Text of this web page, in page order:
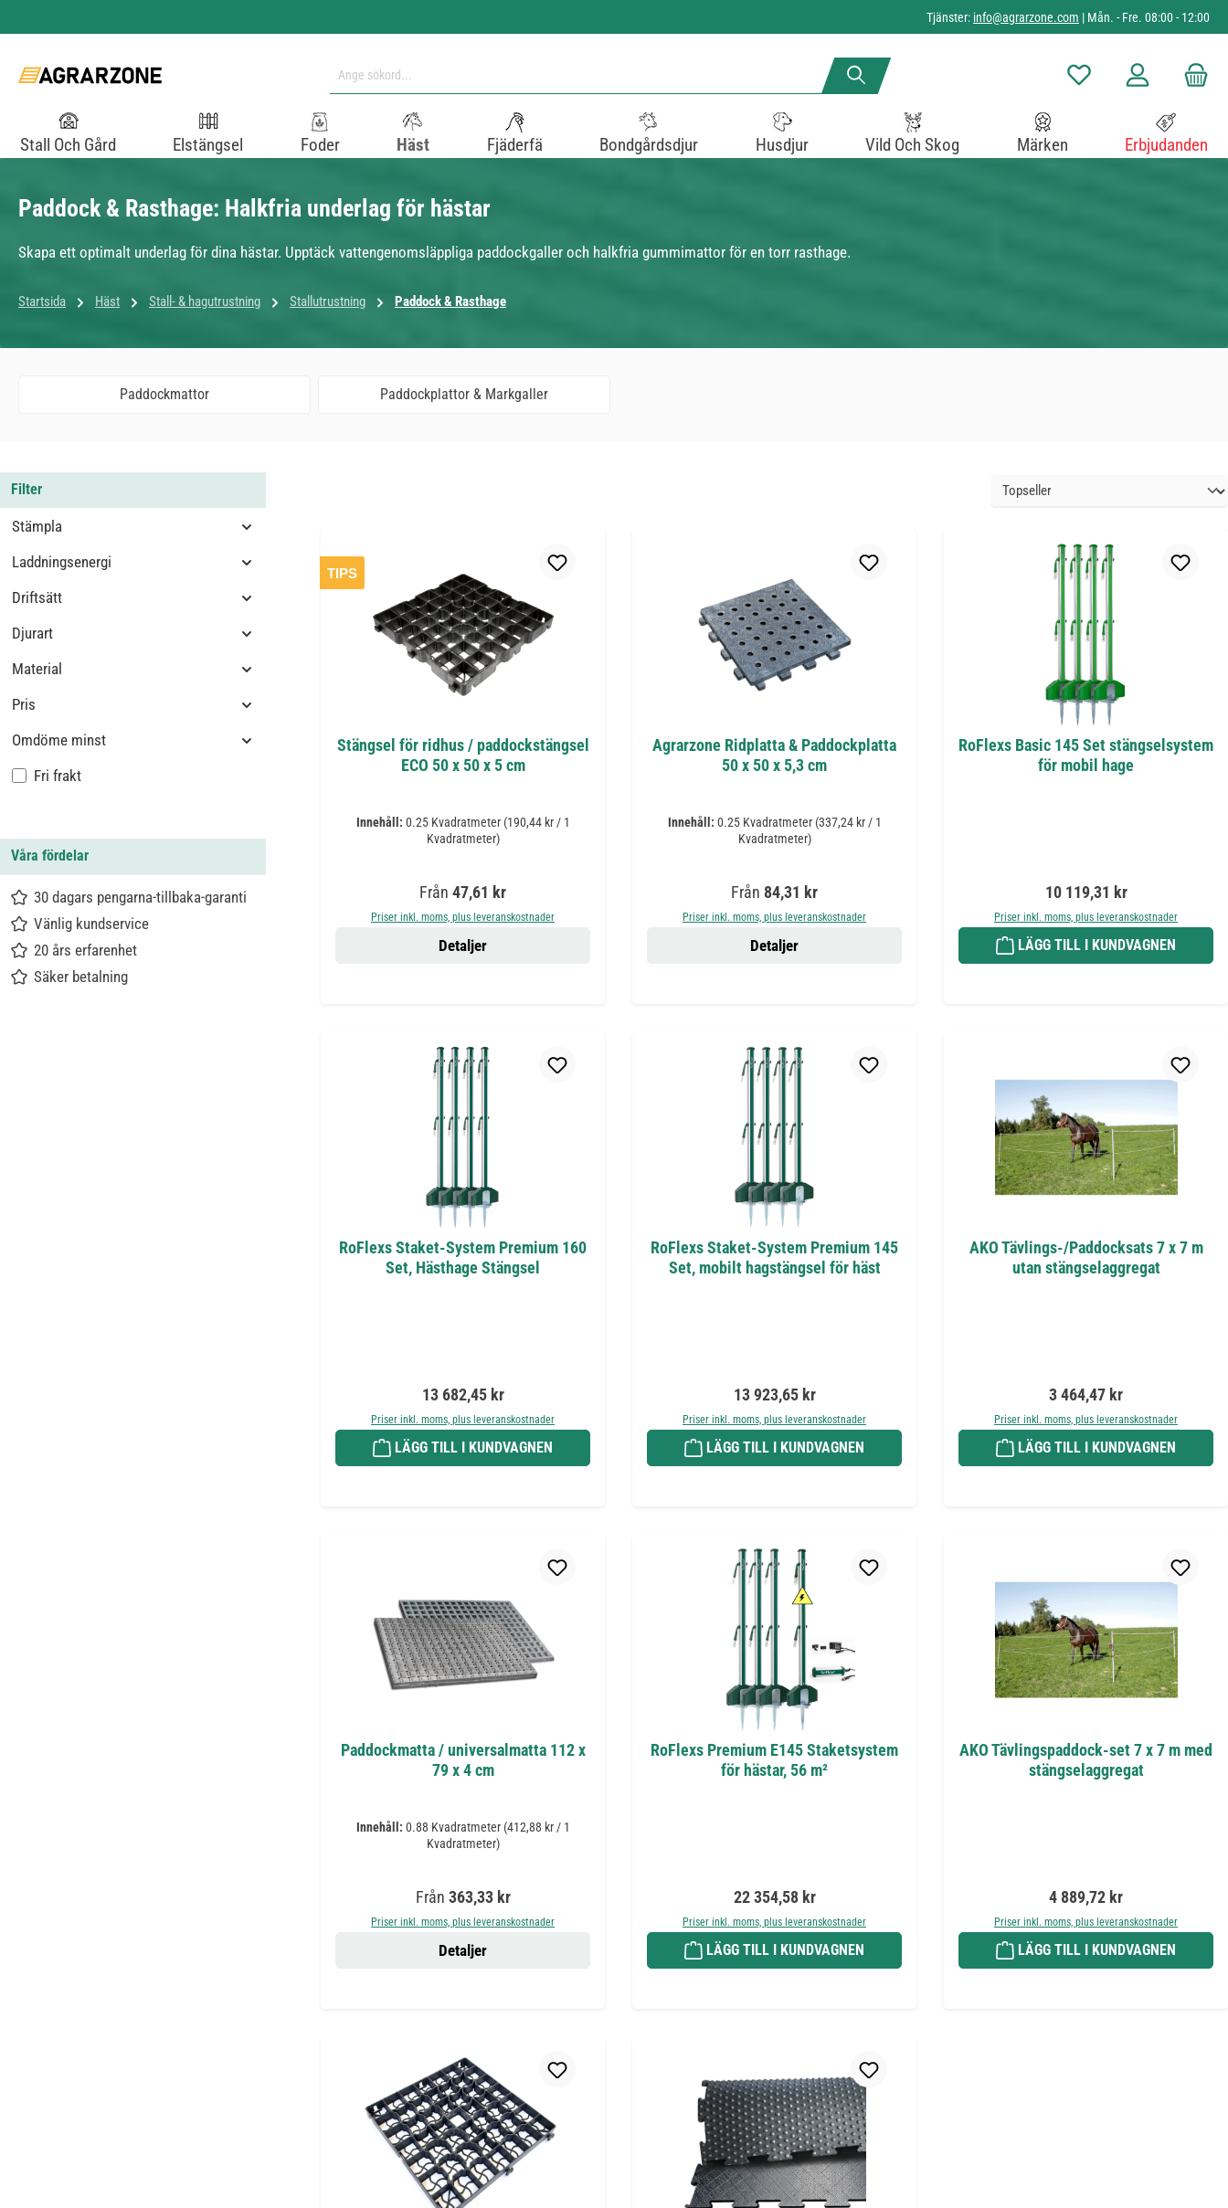
Tjänster: info@agrarzone.com | Mån. - Fre. 08:00 - 12:00
Du har 0 objekt i
Stall Och Gård Elstängsel Foder Häst Fjäderfä Bondgårdsdjur Husdjur Vild Och Skog Märken Erbjudanden
Paddock & Rasthage: Halkfria underlag för hästar
Skapa ett optimalt underlag för dina hästar. Upptäck vattengenomsläppliga paddockgaller och halkfria gummimattor för en torr rasthage.
Startsida Häst Stall- & hagutrustning Stallutrustning Paddock & Rasthage
Paddockmattor Paddockplattor & Markgaller
Filter
Stämpla
Laddningsenergi
Driftsätt
Djurart
Material
Pris
Omdöme minst
Lägg till filter: Fri frakt
Fri frakt
Våra fördelar
30 dagars pengarna-tillbaka-garanti
Vänlig kundservice
20 års erfarenhet
Säker betalning
TIPS
Stängsel för ridhus / paddockstängsel
ECO 50 x 50 x 5 cm
Innehåll: 0.25 Kvadratmeter (190,44 kr / 1
Kvadratmeter)
Ordinarie pris:
Från 47,61 kr
Priser inkl. moms, plus leveranskostnader
Detaljer
Agrarzone Ridplatta & Paddockplatta
50 x 50 x 5,3 cm
Innehåll: 0.25 Kvadratmeter (337,24 kr / 1
Kvadratmeter)
Ordinarie pris:
Från 84,31 kr
Priser inkl. moms, plus leveranskostnader
Detaljer
RoFlexs Basic 145 Set stängselsystem
för mobil hage
Ordinarie pris:
10 119,31 kr
Priser inkl. moms, plus leveranskostnader
LÄGG TILL I KUNDVAGNEN
RoFlexs Staket-System Premium 160
Set, Hästhage Stängsel
Ordinarie pris:
13 682,45 kr
Priser inkl. moms, plus leveranskostnader
LÄGG TILL I KUNDVAGNEN
RoFlexs Staket-System Premium 145
Set, mobilt hagstängsel för häst
Ordinarie pris:
13 923,65 kr
Priser inkl. moms, plus leveranskostnader
LÄGG TILL I KUNDVAGNEN
AKO Tävlings-/Paddocksats 7 x 7 m
utan stängselaggregat
Ordinarie pris:
3 464,47 kr
Priser inkl. moms, plus leveranskostnader
LÄGG TILL I KUNDVAGNEN
Paddockmatta / universalmatta 112 x
79 x 4 cm
Innehåll: 0.88 Kvadratmeter (412,88 kr / 1
Kvadratmeter)
Ordinarie pris:
Från 363,33 kr
Priser inkl. moms, plus leveranskostnader
Detaljer
RoFlexs Premium E145 Staketsystem
för hästar, 56 m²
Ordinarie pris:
22 354,58 kr
Priser inkl. moms, plus leveranskostnader
LÄGG TILL I KUNDVAGNEN
AKO Tävlingspaddock-set 7 x 7 m med
stängselaggregat
Ordinarie pris:
4 889,72 kr
Priser inkl. moms, plus leveranskostnader
LÄGG TILL I KUNDVAGNEN